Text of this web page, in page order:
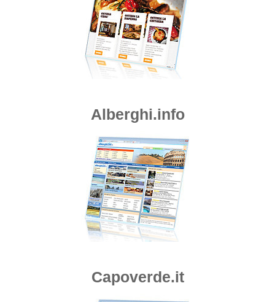
Alberghi.info
Capoverde.it